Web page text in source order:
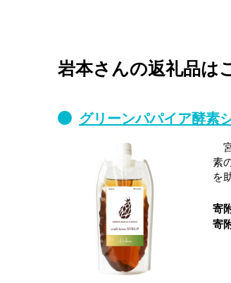
岩本さんの返礼品は
グリーンパパイア酵素
素
を
寄
寄